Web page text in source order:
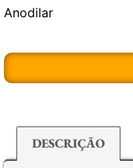
Anodilar
DESCRIÇÃO